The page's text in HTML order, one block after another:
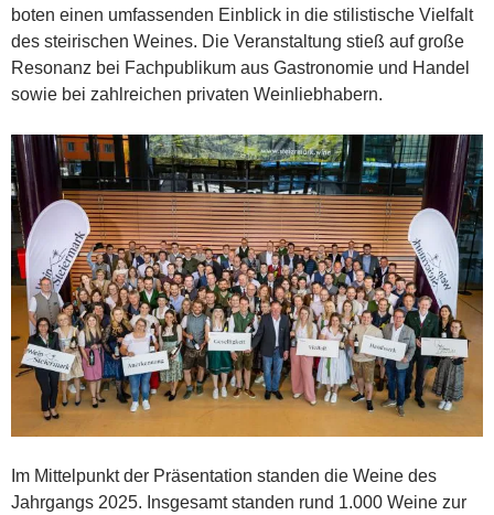
boten einen umfassenden Einblick in die stilistische Vielfalt
des steirischen Weines. Die Veranstaltung stieß auf große
Resonanz bei Fachpublikum aus Gastronomie und Handel
sowie bei zahlreichen privaten Weinliebhabern.
Im Mittelpunkt der Präsentation standen die Weine des
Jahrgangs 2025. Insgesamt standen rund 1.000 Weine zur